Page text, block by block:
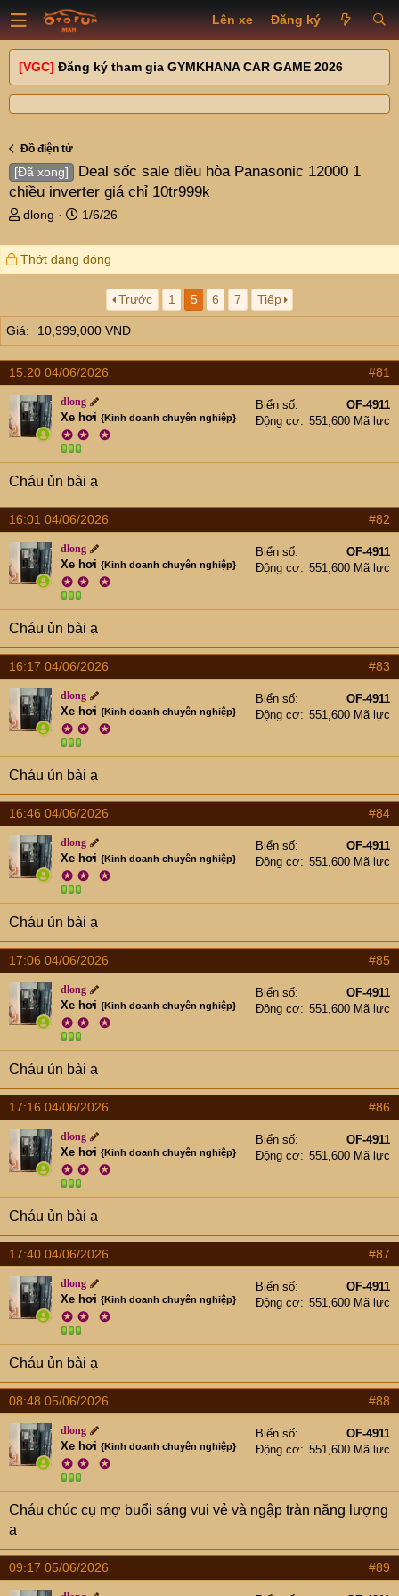
Lên xe Đăng ký
[VGC] Đăng ký tham gia GYMKHANA CAR GAME 2026
Đồ điện tử
[Đã xong]
Deal sốc sale điều hòa Panasonic 12000 1
chiều inverter giá chỉ 10tr999k
T
r
e
s
t
a
t
e
r
dlong
N
à
y
i
1/6/26
Thớt đang đóng
Trước 1 5 6 7 Tiếp
Giá 10,999,000 VNĐ
15:20 04/06/2026 #81
dlong
Xe hơi {Kinh doanh chuyên nghiệp}
✪ ✪ ✪
Biển số
OF-4911
Động cơ
551,600 Mã lực
Cháu ủn bài ạ
16:01 04/06/2026 #82
dlong
Xe hơi {Kinh doanh chuyên nghiệp}
✪ ✪ ✪
Biển số
OF-4911
Động cơ
551,600 Mã lực
Cháu ủn bài ạ
16:17 04/06/2026 #83
dlong
Xe hơi {Kinh doanh chuyên nghiệp}
✪ ✪ ✪
Biển số
OF-4911
Động cơ
551,600 Mã lực
Cháu ủn bài ạ
16:46 04/06/2026 #84
dlong
Xe hơi {Kinh doanh chuyên nghiệp}
✪ ✪ ✪
Biển số
OF-4911
Động cơ
551,600 Mã lực
Cháu ủn bài ạ
17:06 04/06/2026 #85
dlong
Xe hơi {Kinh doanh chuyên nghiệp}
✪ ✪ ✪
Biển số
OF-4911
Động cơ
551,600 Mã lực
Cháu ủn bài ạ
17:16 04/06/2026 #86
dlong
Xe hơi {Kinh doanh chuyên nghiệp}
✪ ✪ ✪
Biển số
OF-4911
Động cơ
551,600 Mã lực
Cháu ủn bài ạ
17:40 04/06/2026 #87
dlong
Xe hơi {Kinh doanh chuyên nghiệp}
✪ ✪ ✪
Biển số
OF-4911
Động cơ
551,600 Mã lực
Cháu ủn bài ạ
08:48 05/06/2026 #88
dlong
Xe hơi {Kinh doanh chuyên nghiệp}
✪ ✪ ✪
Biển số
OF-4911
Động cơ
551,600 Mã lực
Cháu chúc cụ mợ buổi sáng vui vẻ và ngập tràn năng lượng
a
09:17 05/06/2026 #89